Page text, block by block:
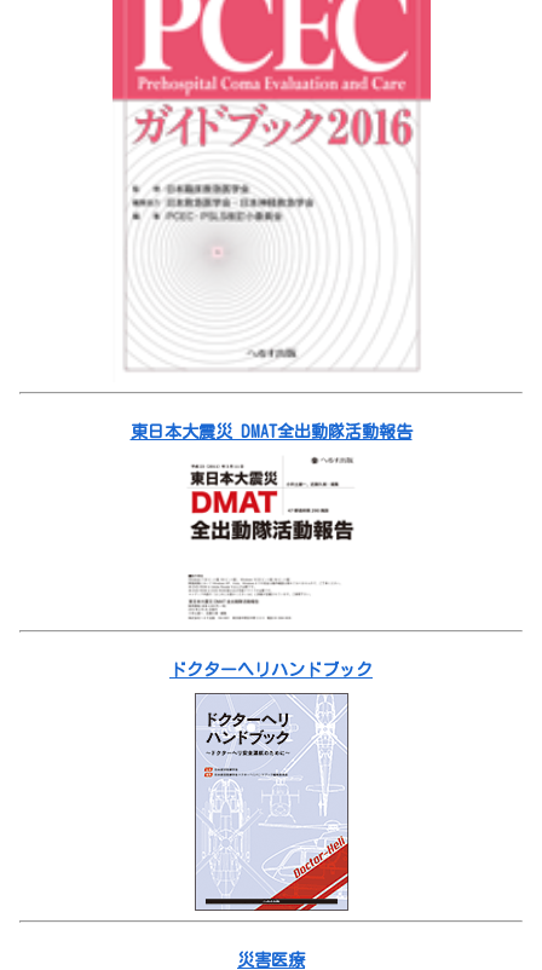
東日本大震災 DMAT全出動隊活動報告
ドクターヘリハンドブック
災害医療